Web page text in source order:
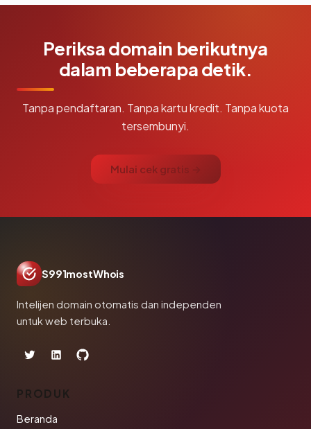
Periksa domain berikutnya
dalam beberapa detik.
Tanpa pendaftaran. Tanpa kartu kredit. Tanpa kuota
tersembunyi.
Mulai cek gratis →
S991mostWhois
Intelijen domain otomatis dan independen
untuk web terbuka.
PRODUK
Beranda